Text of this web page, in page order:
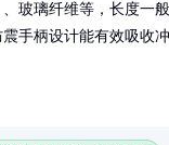
玻璃纤维等，长度一
手柄设计能有效吸收